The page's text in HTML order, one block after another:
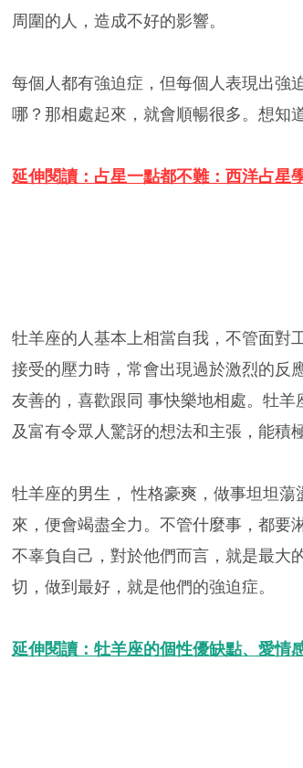
周圍的人，造成不好的影響。
每個人都有強迫症，但每個人表現出強
哪？那相處起來，就會順暢很多。想知
延伸閱讀：占星一點都不難：西洋占星
牡羊座的人基本上相當自我，不管面對
接受的壓力時，常會出現過於激烈的反
友善的，喜歡跟同 事快樂地相處。牡
及富有令眾人驚訝的想法和主張，能積
牡羊座的男生， 性格豪爽，做事坦坦
來，便會竭盡全力。不管什麼事，都要
不辜負自己，對於他們而言，就是最大
切，做到最好，就是他們的強迫症。
延伸閱讀：牡羊座的個性優缺點、愛情